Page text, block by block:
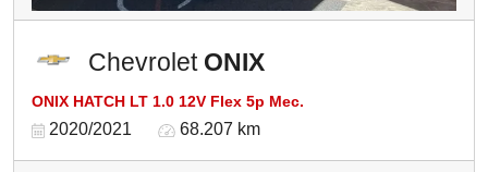
Chevrolet ONIX
ONIX HATCH LT 1.0 12V Flex 5p Mec.
2020/2021 68.207 km